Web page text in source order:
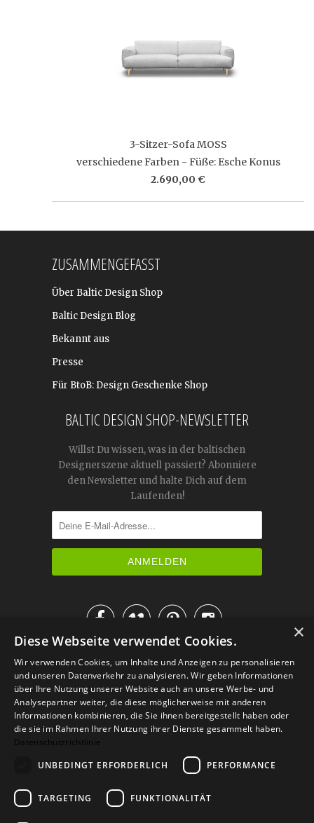
3-Sitzer-Sofa MOSS
verschiedene Farben - Füße: Esche Konus
2.690,00 €
ZUSAMMENGEFASST
Über Baltic Design Shop
Baltic Design Blog
Bekannt aus
Presse
Für BtoB: Design Geschenke Shop
BALTIC DESIGN SHOP-NEWSLETTER
Willst Du wissen, was in der baltischen
Designerszene aktuell passiert? Abonniere
den Newsletter und halte Dich auf dem
Laufenden!

IM KATALOG BLÄTTERN
Versand Zahlarten
Retoure
×
Diese Webseite verwendet Cookies.
Wir verwenden Cookies, um Inhalte und Anzeigen zu personalisieren
und unseren Datenverkehr zu analysieren. Wir geben Informationen
über Ihre Nutzung unserer Website auch an unsere Werbe- und
Analysepartner weiter, die diese möglicherweise mit anderen
Informationen kombinieren, die Sie ihnen bereitgestellt haben oder
die sie im Rahmen Ihrer Nutzung ihrer Dienste gesammelt haben.
Datenschutzrichtlinie
UNBEDINGT ERFORDERLICH
PERFORMANCE
TARGETING FUNKTIONALITÄT